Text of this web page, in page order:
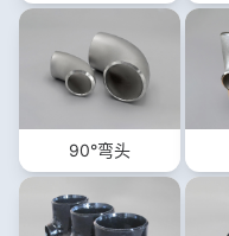
90°弯头